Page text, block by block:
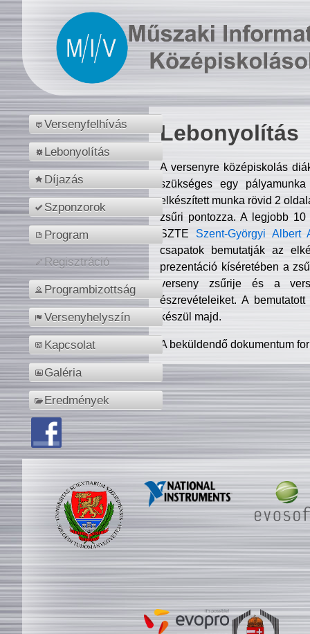
Versenyfelhívás
Lebonyolítás
Díjazás
Szponzorok
Program
Regisztráció
Programbizottság
Versenyhelyszín
Kapcsolat
Galéria
Eredmények
Lebonyolítás
A versenyre középiskolás
szükséges egy
elkészített munka rövid 2
zsűri pontozza. A legjobb
SZTE Szent-Györgyi Albert
csapatok bemutatják az
prezentáció kíséretében a
verseny zsűrije és a
észrevételeiket. A
készül majd.
A beküldendő dokumentum